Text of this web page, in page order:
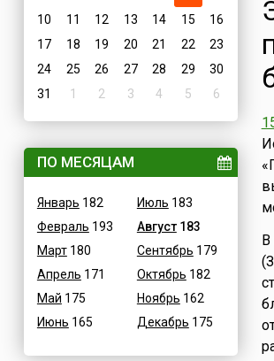
10
11 12 13 14 15
16
17
18 19 20 21 22
23
24
25 26 27 28 29
30
31
1 2 3 4 5 6
ПО МЕСЯЦАМ
Январь 182
Февраль 193
Март180
Апрель 171
Май 175
Июнь 165
Июль 183
Август183
Сентябрь 179
Октябрь 182
Ноябрь 162
Декабрь 175
В